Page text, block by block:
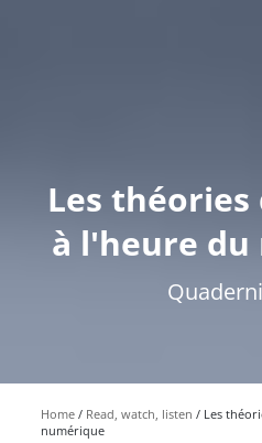
Les
à l'heure
Home Read, watch, listen
Les
numérique